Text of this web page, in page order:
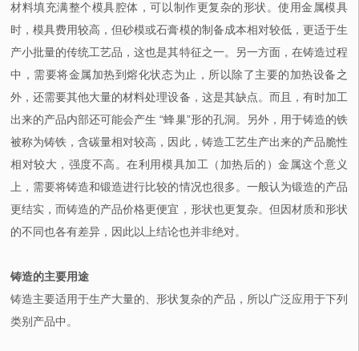
材料填充满整个模具腔体，可以制作更复杂的形状。使用金属模具
时，模具费用较高，但砂模或石膏模的制备成本相对较低，更适于生
产小批量的传统工艺品，这也是其特征之一。另一方面，在铸造过程
中，需要将金属加热到熔化状态为止，所以除了主要的加热设备之
外，还需要其他大量的材料处理设备，这是其缺点。而且，有时加工
出来的产品内部还可能会产生 “蜂巢”形的孔洞。另外，用于铸造的铁
被称为铸铁，含碳量相对较高，因此，铸造工艺生产出来的产品脆性
相对较大，强度不高。在利用模具加工（加热后的）金属这个意义
上，需要将铸造和锻造进行比较的情况也很多。一般认为锻造的产品
更结实，而铸造的产品价格更便宜，形状也更复杂。但因材质和形状
的不同也各有差异，因此以上结论也并非绝对。
铸造的主要用途
铸造主要适用于生产大量的、形状复杂的产品，所以广泛应用于下列
类别产品中。